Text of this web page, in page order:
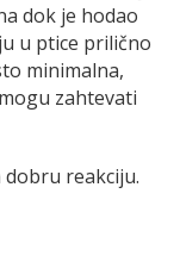
dok je hodao
u ptice prilično
minimalna,
zahtevati
reakciju.